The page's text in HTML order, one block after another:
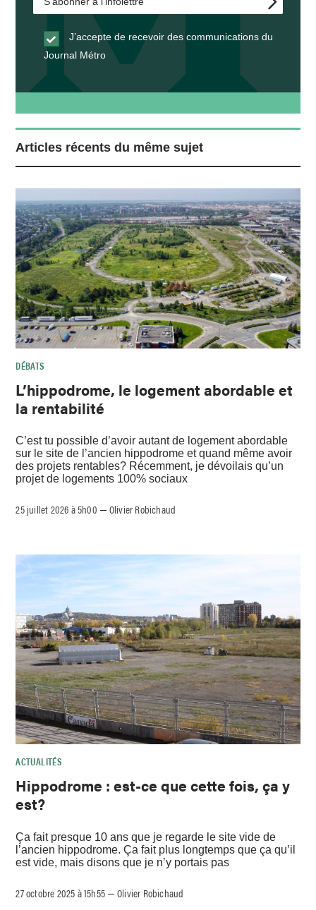
J’accepte de recevoir des communications du
Journal Métro
Articles récents du même sujet
DÉBATS
L’hippodrome, le logement abordable et
la rentabilité
C’est tu possible d’avoir autant de logement abordable
sur le site de l’ancien hippodrome et quand même avoir
des projets rentables? Récemment, je dévoilais qu’un
projet de logements 100% sociaux
25 juillet 2026 à 5h00 – Olivier Robichaud
ACTUALITÉS
Hippodrome : est-ce que cette fois, ça y
est?
Ça fait presque 10 ans que je regarde le site vide de
l’ancien hippodrome. Ça fait plus longtemps que ça qu’il
est vide, mais disons que je n’y portais pas
27 octobre 2025 à 15h55 –Olivier Robichaud